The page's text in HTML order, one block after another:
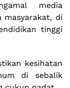
media
masyarakat, di
tinggi
kesihatan
di sebalik